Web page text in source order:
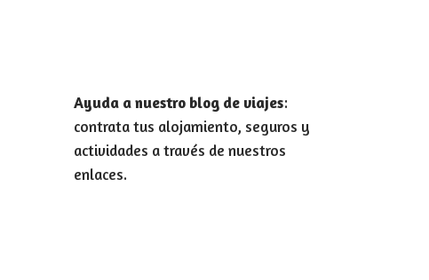
Ayuda a nuestro blog de viajes:
contrata tus alojamiento, seguros y
actividades a través de nuestros
enlaces.